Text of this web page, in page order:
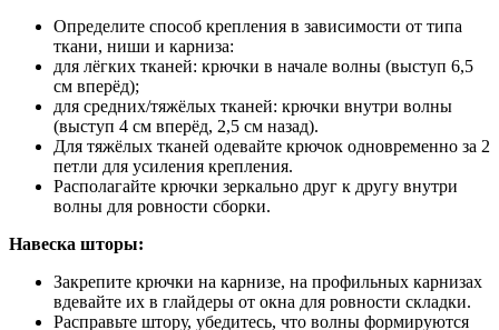
Определите способ крепления в зависимости от типа
ткани, ниши и карниза:
для лёгких тканей: крючки в начале волны (выступ 6,5
см вперёд);
для средних/тяжёлых тканей: крючки внутри волны
(выступ 4 см вперёд, 2,5 см назад).
Для тяжёлых тканей одевайте крючок одновременно за 2
петли для усиления крепления.
Располагайте крючки зеркально друг к другу внутри
волны для ровности сборки.
Навеска шторы:
Закрепите крючки на карнизе, на профильных карнизах
вдевайте их в глайдеры от окна для ровности складки.
Расправьте штору, убедитесь, что волны формируются